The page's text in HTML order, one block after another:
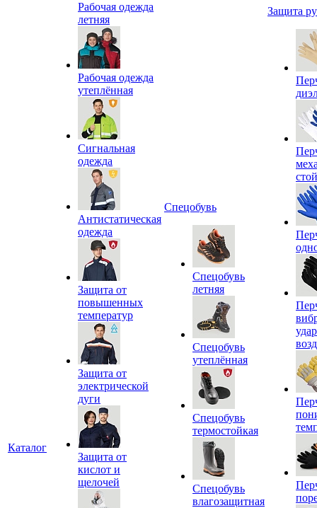
Каталог
Рабочая одежда
летняя
Рабочая одежда
утеплённая
Сигнальная
одежда
Антистатическая
одежда
Защита от
повышенных
температур
Защита от
электрической
дуги
Защита от
кислот и
щелочей
Спецобувь
Спецобувь
летняя
Спецобувь
утеплённая
Спецобувь
термостойкая
Спецобувь
влагозащитная
Защита